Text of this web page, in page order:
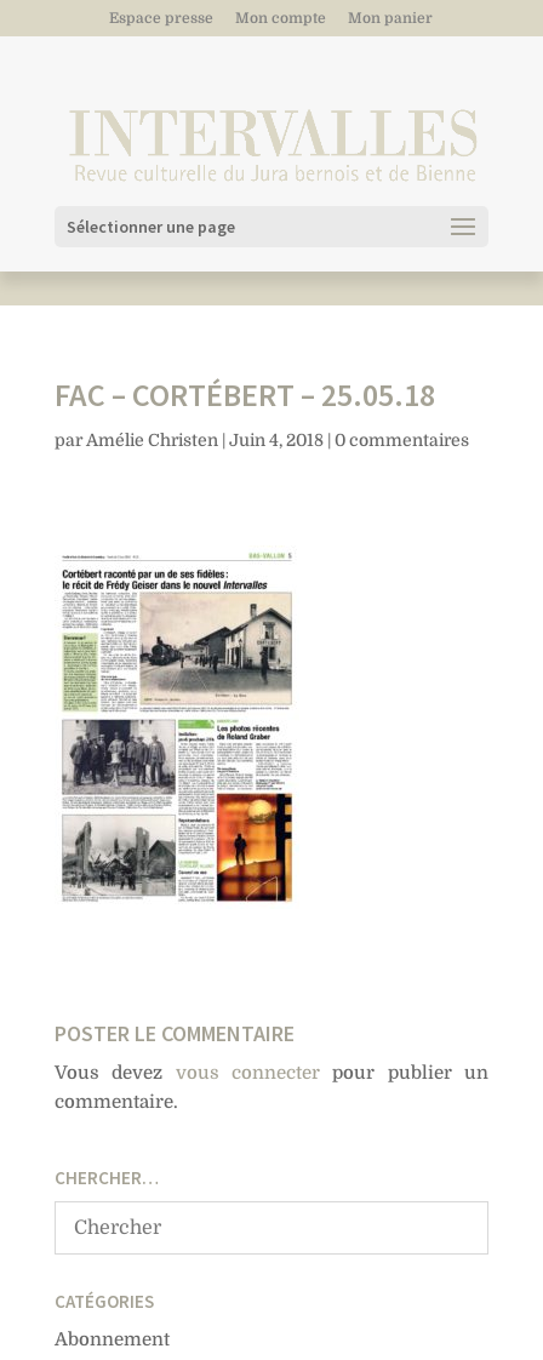
Espace presse Mon compte Mon panier
Sélectionner une page
FAC – CORTÉBERT – 25.05.18
parAmélie Christen | Juin 4, 2018| 0 commentaires
POSTER LE COMMENTAIRE
Vous devez vous connecter pour publier un
commentaire.
CHERCHER…
CATÉGORIES
Abonnement